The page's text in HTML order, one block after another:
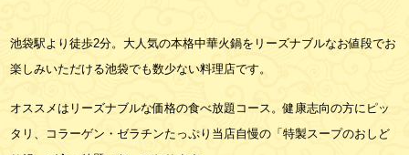
池袋駅より徒歩2分。大人気の本格中華火鍋をリーズナブルなお値段でお
楽しみいただける池袋でも数少ない料理店です。
オススメはリーズナブルな価格の食べ放題コース。健康志向の方にピッ
タリ、コラーゲン・ゼラチンたっぷり当店自慢の「特製スープのおしど